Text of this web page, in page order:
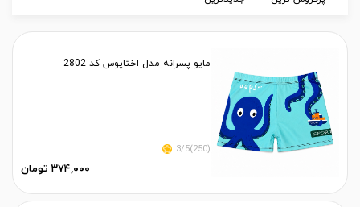
مایو پسرانه مدل اختاپوس کد 2802
(250)3/5
۳۷۴,۰۰۰ تومان